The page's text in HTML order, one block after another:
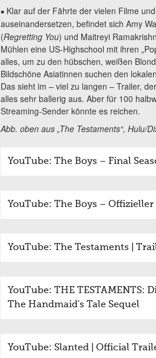
• Klar auf der Fährte der vielen Filme
auseinandersetzen, befindet sich Amy
(Regretting You) und Maitreyi
Mühlen eine US-Highschool mit ihren
alles, um zu den hübschen, weißen
Bildschöne Asiatinnen suchen den
Das sieht im – viel zu langen – Trailer,
alles sehr ballerig aus. Aber für 100
Streaming-Sender könnte es reichen.
Abb. oben aus „The Testaments“, Hulu/
YouTube: The Boys – Final
YouTube: The Boys –
YouTube: The Testaments |
YouTube: THE TESTAMENTS:
The Handmaid's Tale Sequel
YouTube: Slanted | Official